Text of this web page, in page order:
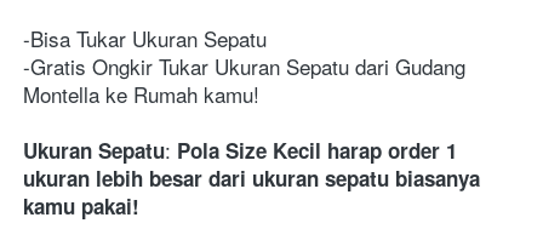
-Bisa Tukar Ukuran Sepatu
-Gratis Ongkir Tukar Ukuran Sepatu dari Gudang
Montella ke Rumah kamu!
Ukuran Sepatu: Pola Size Kecil harap order 1
ukuran lebih besar dari ukuran sepatu biasanya
kamu pakai!